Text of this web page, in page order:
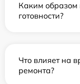
Каким образом
готовности?
Что влияет на
ремонта?